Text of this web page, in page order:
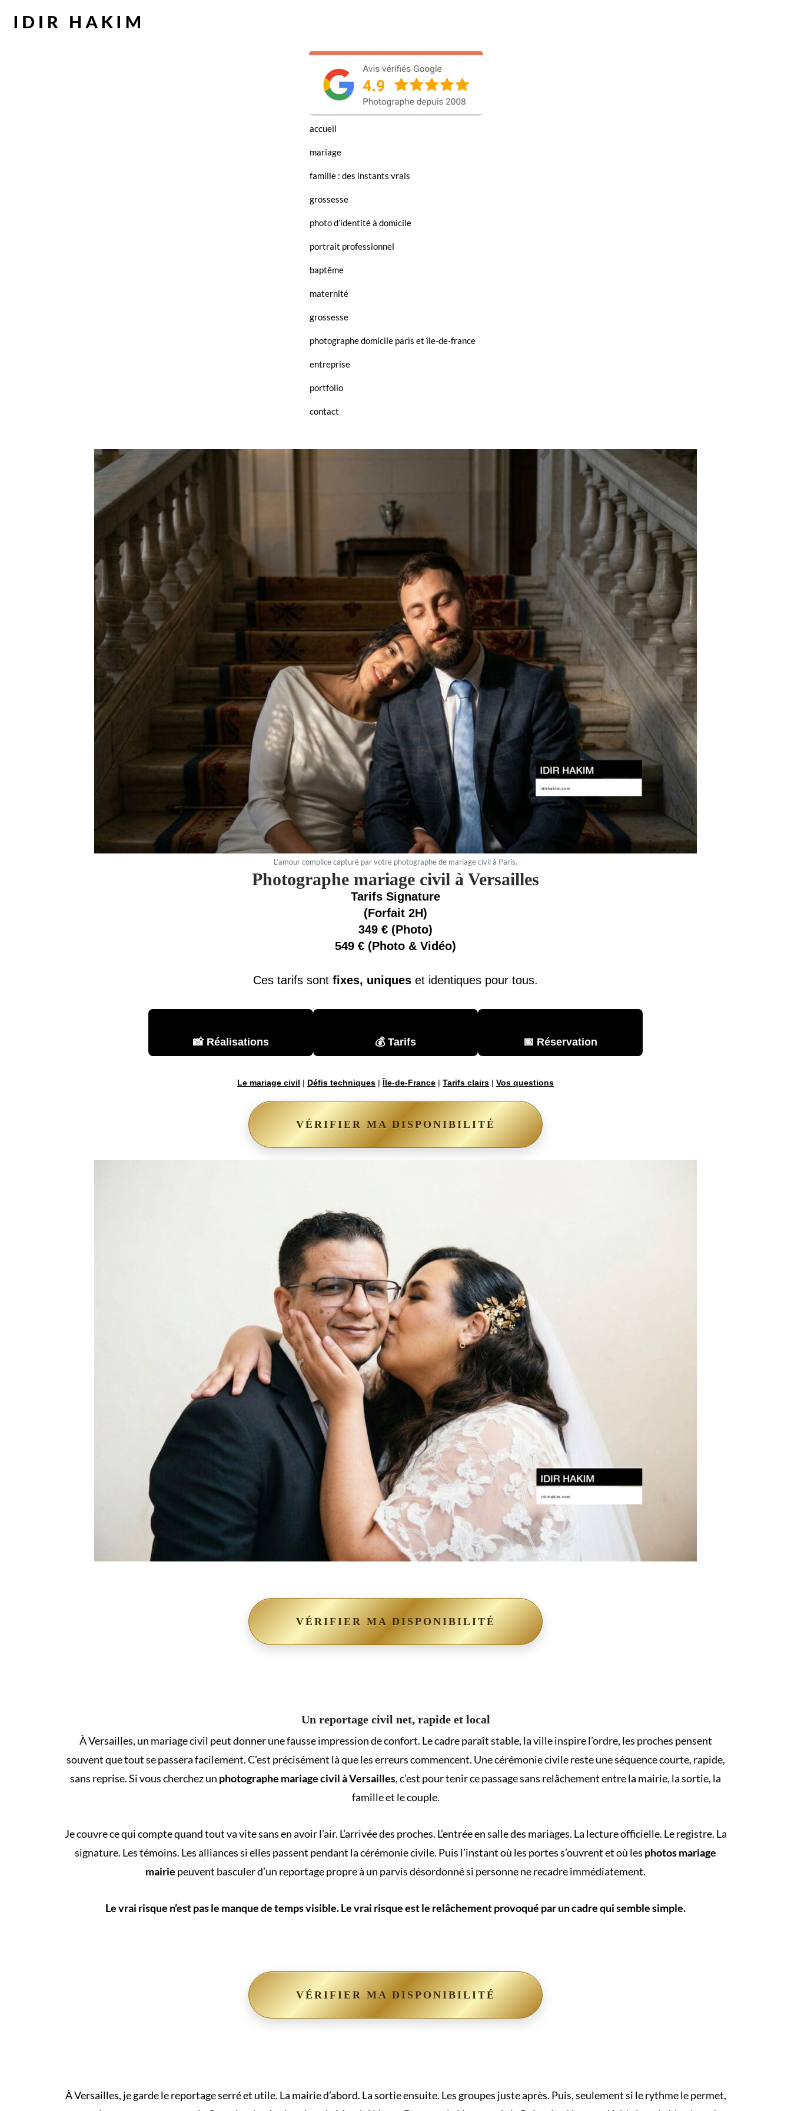
accueil
mariage
famille : des instants vrais
grossesse
photo d’identité à domicile
portrait professionnel
baptême
maternité
grossesse
photographe domicile paris et île-de-france
entreprise
portfolio
contact
L’amour complice capturé par votre photographe de mariage civil à Paris.
Photographe mariage civil à Versailles
Tarifs Signature
(Forfait 2H)
349 € (Photo)
549 € (Photo & Vidéo)
Ces tarifs sont fixes, uniques et identiques pour tous.
📸 Réalisations 💰 Tarifs 📅 Réservation
Le mariage civil | Défis techniques | Île-de-France | Tarifs clairs | Vos questions
VÉRIFIER MA DISPONIBILITÉ
VÉRIFIER MA DISPONIBILITÉ
Un reportage civil net, rapide et local
À Versailles, un mariage civil peut donner une fausse impression de confort. Le cadre paraît stable, la ville inspire l’ordre, les proches pensent
souvent que tout se passera facilement. C’est précisément là que les erreurs commencent. Une cérémonie civile reste une séquence courte, rapide,
sans reprise. Si vous cherchez un photographe mariage civil à Versailles, c’est pour tenir ce passage sans relâchement entre la mairie, la sortie, la
famille et le couple.
Je couvre ce qui compte quand tout va vite sans en avoir l’air. L’arrivée des proches. L’entrée en salle des mariages. La lecture officielle. Le registre. La
signature. Les témoins. Les alliances si elles passent pendant la cérémonie civile. Puis l’instant où les portes s’ouvrent et où les photos mariage
mairie peuvent basculer d’un reportage propre à un parvis désordonné si personne ne recadre immédiatement.
Le vrai risque n’est pas le manque de temps visible. Le vrai risque est le relâchement provoqué par un cadre qui semble simple.
VÉRIFIER MA DISPONIBILITÉ
À Versailles, je garde le reportage serré et utile. La mairie d’abord. La sortie ensuite. Les groupes juste après. Puis, seulement si le rythme le permet,